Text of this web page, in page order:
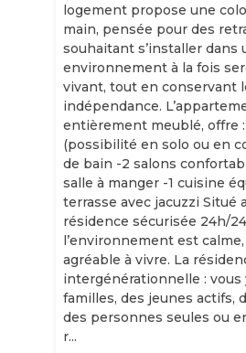
logement propose une
main, pensée pour des
souhaitant s’installer dans
environnement à la fois
vivant, tout en conservant
indépendance.
entièrement meublé, offre
(possibilité en solo ou en
de bain -2 salons
salle à manger -1 cuisine
terrasse avec jacuzzi Situé
résidence sécurisée 24h/
l’environnement est
agréable à vivre. La
intergénérationnelle : vous
familles, des jeunes actifs,
des personnes seules ou
r...